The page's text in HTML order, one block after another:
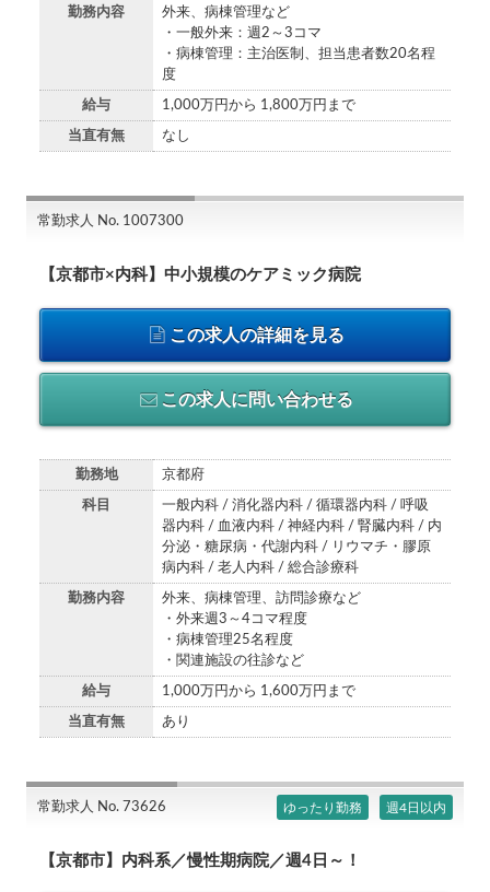
勤務内容
外来、病棟管理など
・一般外来：週2～3コマ
・病棟管理：主治医制、担当患者数20名程
度
給与 1,000万円から 1,800万円まで
当直有無 なし
常勤求人 No. 1007300
【京都市×内科】中小規模のケアミック病院
この求人の詳細を見る
この求人に問い合わせる
勤務地 京都府
科目
一般内科 / 消化器内科 / 循環器内科 / 呼吸
器内科 / 血液内科 / 神経内科 / 腎臓内科 / 内
分泌・糖尿病・代謝内科 / リウマチ・膠原
病内科 / 老人内科 / 総合診療科
勤務内容
外来、病棟管理、訪問診療など
・外来週3～4コマ程度
・病棟管理25名程度
・関連施設の往診など
給与 1,000万円から 1,600万円まで
当直有無 あり
常勤求人 No. 73626 ゆったり勤務 週4日以内
【京都市】内科系／慢性期病院／週4日～！